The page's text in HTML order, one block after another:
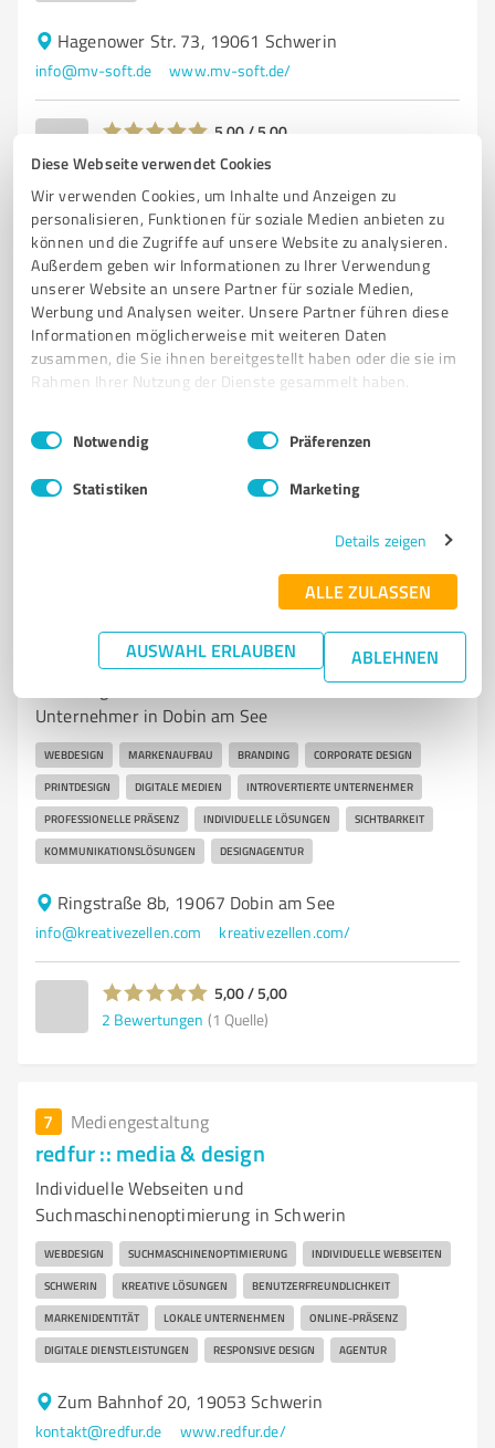
Diese Webseite verwendet Cookies
Wir verwenden Cookies, um Inhalte und Anzeigen zu
personalisieren, Funktionen für soziale Medien anbieten zu
können und die Zugriffe auf unsere Website zu analysieren.
Außerdem geben wir Informationen zu Ihrer Verwendung
unserer Website an unsere Partner für soziale Medien,
Werbung und Analysen weiter. Unsere Partner führen diese
Informationen möglicherweise mit weiteren Daten
zusammen, die Sie ihnen bereitgestellt haben oder die sie im
Rahmen Ihrer Nutzung der Dienste gesammelt haben.
Impressum Datenschutzbestimmungen
Einwilligungsauswahl
Notwendig Präferenzen
Statistiken Marketing
Details zeigen
ALLE ZULASSEN
AUSWAHL ERLAUBEN ABLEHNEN
Hagenower Str. 73, 19061 Schwerin
info@mv-soft.de www.mv-soft.de/
5,00 / 5,00
2Bewertungen (1 Quelle)
Sie möchten auch hier gelistet werden?
Kunden empfohlener ProvenExpert!
KreativeZellen.Com - Webdesign für leise
Webdesign und Markenaufbau für introvertierte
Unternehmer in Dobin am See
WEBDESIGN MARKENAUFBAU BRANDING CORPORATE DESIGN
PRINTDESIGN DIGITALE MEDIEN INTROVERTIERTE UNTERNEHMER
PROFESSIONELLE PRÄSENZ INDIVIDUELLE LÖSUNGEN SICHTBARKEIT
KOMMUNIKATIONSLÖSUNGEN DESIGNAGENTUR
Ringstraße 8b, 19067 Dobin am See
info@kreativezellen.com kreativezellen.com/
5,00 / 5,00
2 Bewertungen (1 Quelle)
7 Mediengestaltung
redfur :: media & design
Individuelle Webseiten und
Suchmaschinenoptimierung in Schwerin
WEBDESIGN SUCHMASCHINENOPTIMIERUNG INDIVIDUELLE WEBSEITEN
SCHWERIN KREATIVE LÖSUNGEN BENUTZERFREUNDLICHKEIT
MARKENIDENTITÄT LOKALE UNTERNEHMEN ONLINE-PRÄSENZ
DIGITALE DIENSTLEISTUNGEN RESPONSIVE DESIGN AGENTUR
Zum Bahnhof 20, 19053 Schwerin
kontakt@redfur.de www.redfur.de/